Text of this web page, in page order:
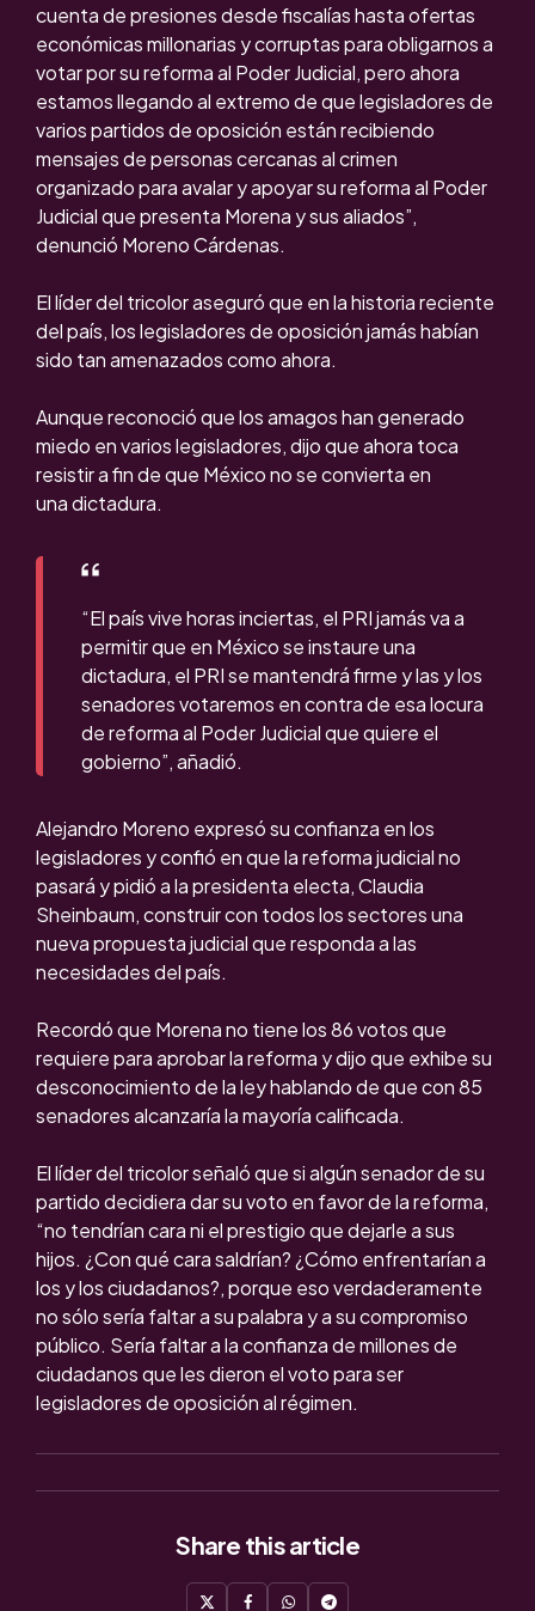
cuenta de presiones desde fiscalías hasta ofertas
económicas millonarias y corruptas para obligarnos a
votar por su reforma al Poder Judicial, pero ahora
estamos llegando al extremo de que legisladores de
varios partidos de oposición están recibiendo
mensajes de personas cercanas al crimen
organizado para avalar y apoyar su reforma al Poder
Judicial que presenta Morena y sus aliados”,
denunció Moreno Cárdenas.
El líder del tricolor aseguró que en la historia reciente
del país, los legisladores de oposición jamás habían
sido tan amenazados como ahora.
Aunque reconoció que los amagos han generado
miedo en varios legisladores, dijo que ahora toca
resistir a fin de que México no se convierta en
una dictadura.
“El país vive horas inciertas, el PRI jamás va a
permitir que en México se instaure una
dictadura, el PRI se mantendrá firme y las y los
senadores votaremos en contra de esa locura
de reforma al Poder Judicial que quiere el
gobierno”, añadió.
Alejandro Moreno expresó su confianza en los
legisladores y confió en que la reforma judicial no
pasará y pidió a la presidenta electa, Claudia
Sheinbaum, construir con todos los sectores una
nueva propuesta judicial que responda a las
necesidades del país.
Recordó que Morena no tiene los 86 votos que
requiere para aprobar la reforma y dijo que exhibe su
desconocimiento de la ley hablando de que con 85
senadores alcanzaría la mayoría calificada.
El líder del tricolor señaló que si algún senador de su
partido decidiera dar su voto en favor de la reforma,
“no tendrían cara ni el prestigio que dejarle a sus
hijos. ¿Con qué cara saldrían? ¿Cómo enfrentarían a
los y los ciudadanos?, porque eso verdaderamente
no sólo sería faltar a su palabra y a su compromiso
público. Sería faltar a la confianza de millones de
ciudadanos que les dieron el voto para ser
legisladores de oposición al régimen.
Share this article